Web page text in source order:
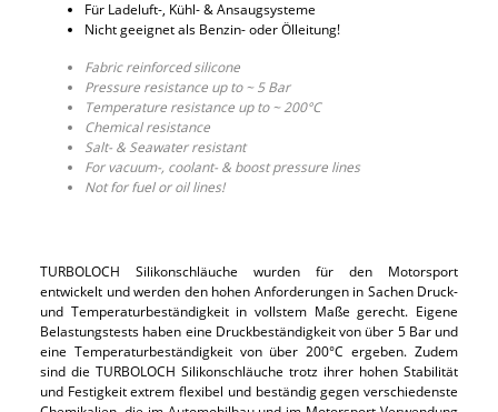
Für Ladeluft-, Kühl- & Ansaugsysteme
Nicht geeignet als Benzin- oder Ölleitung!
Fabric reinforced silicone
Pressure resistance up to ~ 5 Bar
Temperature resistance up to ~ 200°C
Chemical resistance
Salt- & Seawater resistant
For vacuum-, coolant- & boost pressure lines
Not for fuel or oil lines!
TURBOLOCH Silikonschläuche wurden für den Motorsport
entwickelt und werden den hohen Anforderungen in Sachen Druck-
und Temperaturbeständigkeit in vollstem Maße gerecht. Eigene
Belastungstests haben eine Druckbeständigkeit von über 5 Bar und
eine Temperaturbeständigkeit von über 200°C ergeben. Zudem
sind die TURBOLOCH Silikonschläuche trotz ihrer hohen Stabilität
und Festigkeit extrem flexibel und beständig gegen verschiedenste